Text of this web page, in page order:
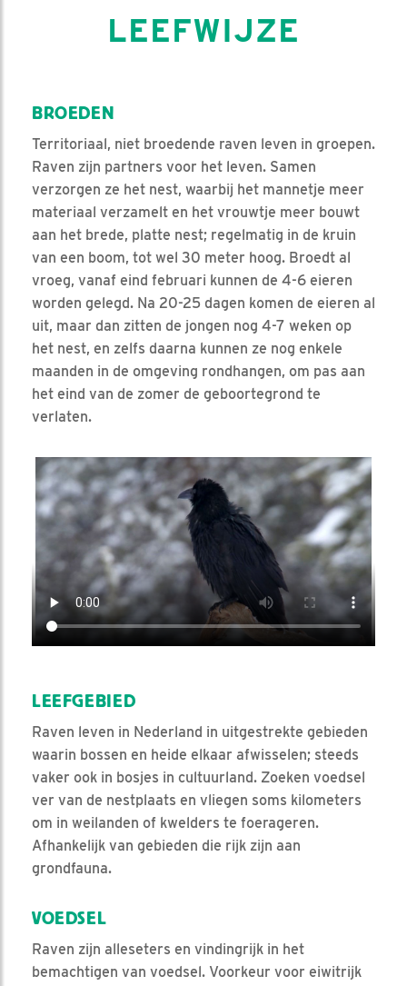
LEEFWIJZE
BROEDEN
Territoriaal, niet broedende raven leven in groepen.
Raven zijn partners voor het leven. Samen
verzorgen ze het nest, waarbij het mannetje meer
materiaal verzamelt en het vrouwtje meer bouwt
aan het brede, platte nest; regelmatig in de kruin
van een boom, tot wel 30 meter hoog. Broedt al
vroeg, vanaf eind februari kunnen de 4-6 eieren
worden gelegd. Na 20-25 dagen komen de eieren al
uit, maar dan zitten de jongen nog 4-7 weken op
het nest, en zelfs daarna kunnen ze nog enkele
maanden in de omgeving rondhangen, om pas aan
het eind van de zomer de geboortegrond te
verlaten.
Video in nieuw venster openen
LEEFGEBIED
Raven leven in Nederland in uitgestrekte gebieden
waarin bossen en heide elkaar afwisselen; steeds
vaker ook in bosjes in cultuurland. Zoeken voedsel
ver van de nestplaats en vliegen soms kilometers
om in weilanden of kwelders te foerageren.
Afhankelijk van gebieden die rijk zijn aan
grondfauna.
VOEDSEL
Raven zijn alleseters en vindingrijk in het
bemachtigen van voedsel. Voorkeur voor eiwitrijk